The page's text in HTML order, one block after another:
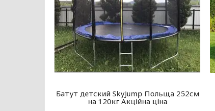
Батут детский SkyJump Польща 252см
на 120кг Акційна ціна